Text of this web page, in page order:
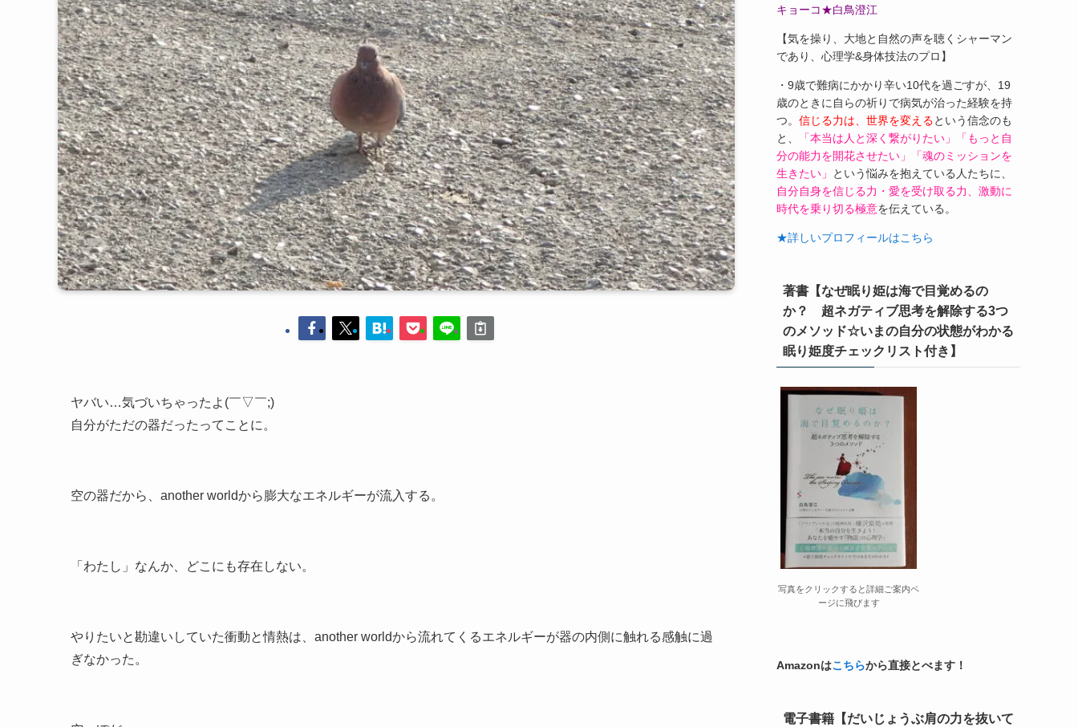
ヤバい…気づいちゃったよ(￣▽￣;)
自分がただの器だったってことに。
空の器だから、another worldから膨大なエネルギーが流入する。
「わたし」なんか、どこにも存在しない。
やりたいと勘違いしていた衝動と情熱は、another worldから流れてくるエネルギーが器の内側に触れる感触に過
ぎなかった。
キョーコ★白鳥澄江
【気を操り、大地と自然の声を聴くシャーマン
であり、心理学&身体技法のプロ】
・9歳で難病にかかり辛い10代を過ごすが、19
歳のときに自らの祈りで病気が治った経験を持
つ。 信じる力は、世界を変えるという信念のも
と、
「本当は人と深く繋がりたい」「もっと自
分の能力を開花させたい」「魂のミッションを
生きたい」
という悩みを抱えている人たちに、
自分自身を信じる力・愛を受け取る力、激動に
時代を乗り切る極意を伝えている。
★詳しいプロフィールはこちら
著書【なぜ眠り姫は海で目覚めるの
か？ 超ネガティブ思考を解除する3つ
のメソッド☆いまの自分の状態がわかる
眠り姫度チェックリスト付き】
写真をクリックすると詳細ご案内ペ
ージに飛びます
Amazonはこちらから直接とべます！
電子書籍【だいじょうぶ肩の力を抜いて